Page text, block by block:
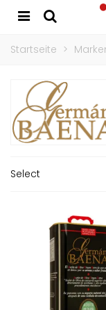
Startseite >
Select